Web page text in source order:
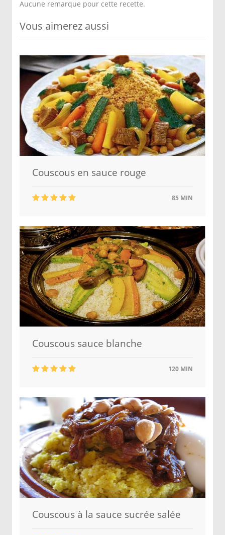
Aucune remarque pour cette recette.
Vous aimerez aussi
Couscous en sauce rouge
85 MIN
Couscous sauce blanche
120 MIN
Couscous à la sauce sucrée salée